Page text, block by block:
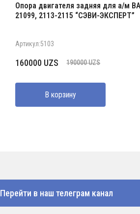
Опора двигателя задняя для а/м
21099, 2113-2115 “СЭВИ-ЭКСПЕРТ”
Артикул:5103
190000UZS
Первоначальная
составляла
190000 UZS.
160000 UZS
Текущая
160000 UZS.
В корзину
Перейти в наш телеграм канал